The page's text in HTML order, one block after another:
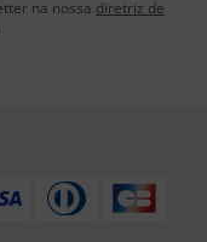
na nossa diretriz de